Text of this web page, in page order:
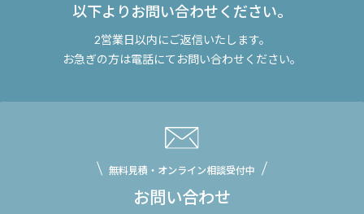
以下よりお問い合わせください。
2営業日以内にご返信いたします。
お急ぎの方は電話にてお問い合わせください。
無料見積・オンライン相談受付中
お問い合わせ